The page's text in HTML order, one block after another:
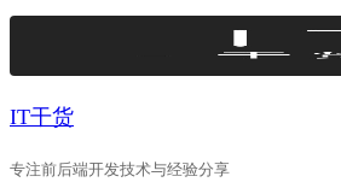
Skip
IT干货
专注前后端开发技术与经验分享